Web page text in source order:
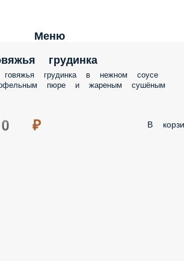
Меню
грудинка
говяжья грудинка в нежном соусе
пюре и жареным сушёным
₽ В